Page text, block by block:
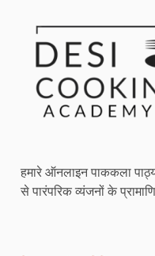
हमारे ऑनलाइन पाककला
से पारंपरिक व्यंजनों के